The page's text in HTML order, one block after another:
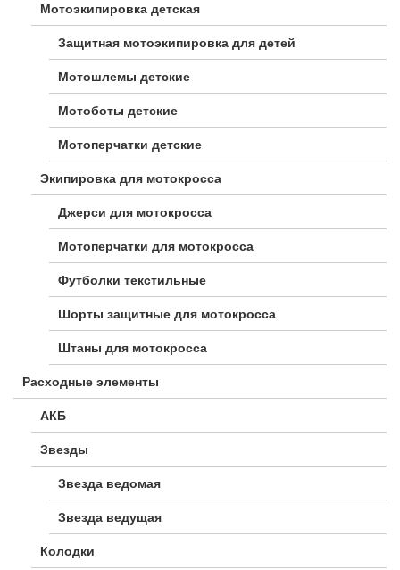
Мотоэкипировка детская
Защитная мотоэкипировка для детей
Мотошлемы детские
Мотоботы детские
Мотоперчатки детские
Экипировка для мотокросса
Джерси для мотокросса
Мотоперчатки для мотокросса
Футболки текстильные
Шорты защитные для мотокросса
Штаны для мотокросса
Расходные элементы
АКБ
Звезды
Звезда ведомая
Звезда ведущая
Колодки